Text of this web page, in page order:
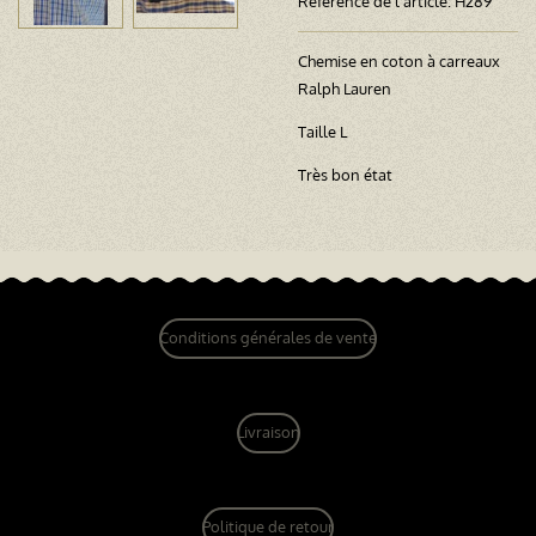
Chemise en coton à carreaux
Ralph Lauren
Taille L
Très bon état
Conditions générales de vente
Livraison
Politique de retour